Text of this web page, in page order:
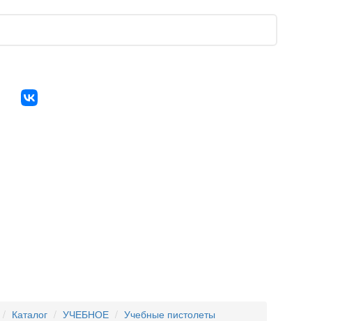
Каталог УЧЕБНОЕ
Учебные пистолеты